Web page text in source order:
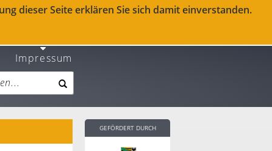
dieser Seite erklären Sie sich damit einverstanden.
Impressum
GEFÖRDERT DURCH